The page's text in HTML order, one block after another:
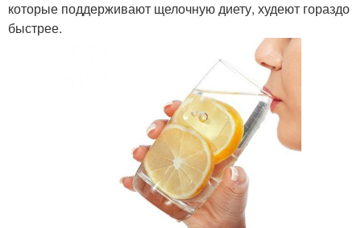
которые поддерживают щелочную диету, худеют гораздо
быстрее.